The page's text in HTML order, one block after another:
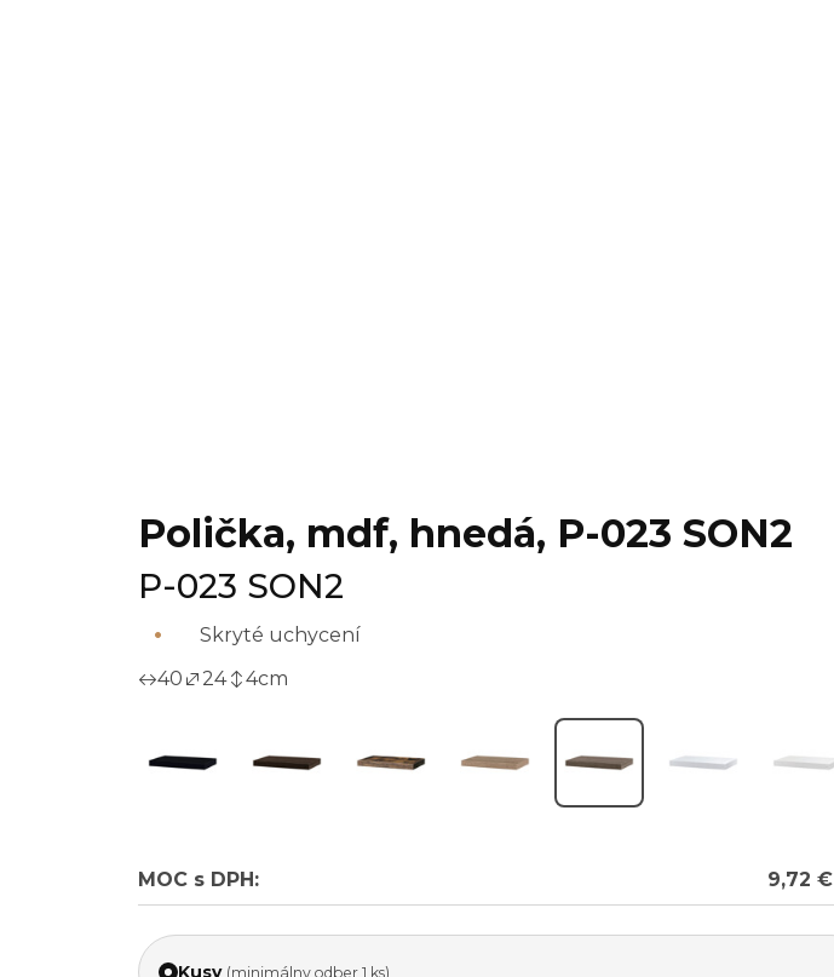
Polička, mdf, hnedá, P-023 SON2
P-023 SON2
Skryté uchycení
40
24 4cm
MOC s DPH: 9,72 €
Kusy (minimálny odber 1 ks)